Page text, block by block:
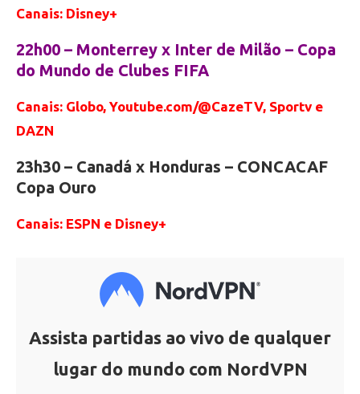
Canais: Disney+
22h00 – Monterrey x Inter de Milão – Copa
do Mundo de Clubes FIFA
Canais: Globo, Youtube.com/@CazeTV, Sportv e
DAZN
23h30 – Canadá x Honduras – CONCACAF
Copa Ouro
Canais: ESPN e Disney+
Assista partidas ao vivo de qualquer
lugar do mundo com NordVPN